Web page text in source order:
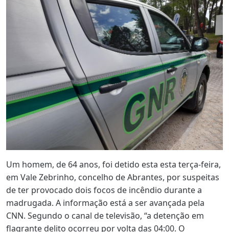
Um homem, de 64 anos, foi detido esta esta terça-feira,
em Vale Zebrinho, concelho de Abrantes, por suspeitas
de ter provocado dois focos de incêndio durante a
madrugada. A informação está a ser avançada pela
CNN. Segundo o canal de televisão, “a detenção em
flagrante delito ocorreu por volta das 04:00. O